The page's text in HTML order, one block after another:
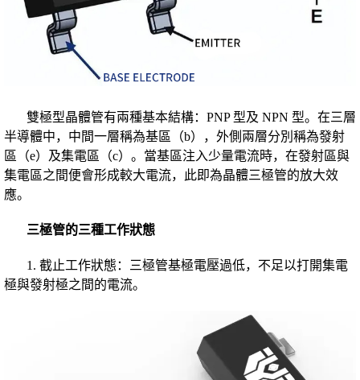
雙極型晶體管有兩種基本結構：PNP 型及 NPN 型。在三層
半導體中，中間一層稱為基區（b），外側兩層分別稱為發射
區（e）及集電區（c）。當基區注入少量電流時，在發射區與
集電區之間便會形成較大電流，此即為晶體三極管的放大效
應。
三極管的三種工作狀態
1. 截止工作狀態：三極管基極電壓過低，不足以打開集電
極與發射極之間的電流。